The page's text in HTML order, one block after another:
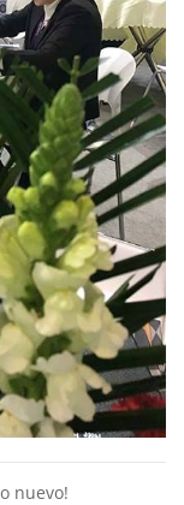
nuevo!